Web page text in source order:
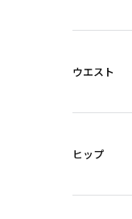
ウエスト
ヒップ